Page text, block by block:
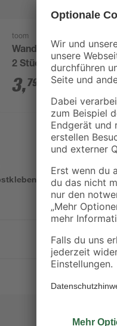
toom
Wandpuffer Ø 40 mm
2 Stück
3,79
Fläche